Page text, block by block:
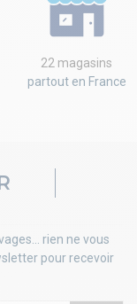
22 magasins
partout en France
rien ne vous
pour recevoir